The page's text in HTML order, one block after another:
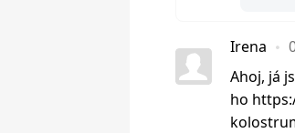
Irena
Ahoj, já
ho